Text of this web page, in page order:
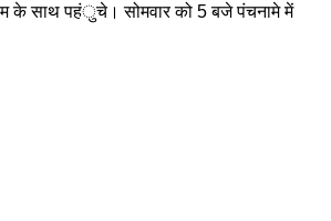
टीम के साथ पहंुचे। सोमवार को 5 बजे पंचनामे में